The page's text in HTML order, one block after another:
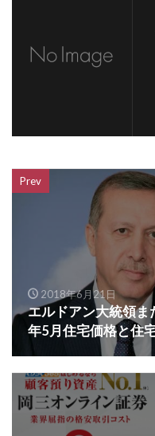
Prev
2018年6月21日
エルドアン大統領
年5月住宅価格と住